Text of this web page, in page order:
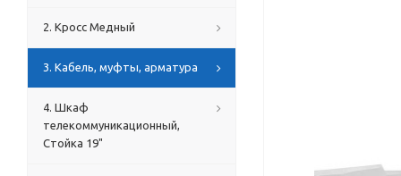
2. Кросс Медный
3. Кабель, муфты, арматура
4. Шкаф
телекоммуникационный,
Стойка 19"